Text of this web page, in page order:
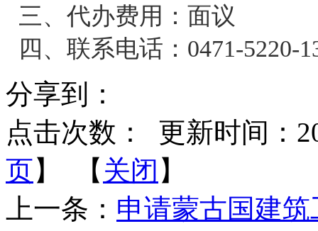
三、代办费用：面议
四、联系电话：0471-5220-
分享到：
点击次数：
更新时间：
页】 【 关闭 】
上一条： 申请蒙古国建